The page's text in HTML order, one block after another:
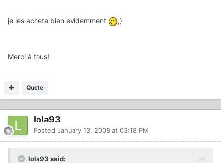
je les achete bien evidemment ;)
Merci à tous!
Quote
lola93
Posted January 13, 2008 at 03:18 PM
lola93 said: